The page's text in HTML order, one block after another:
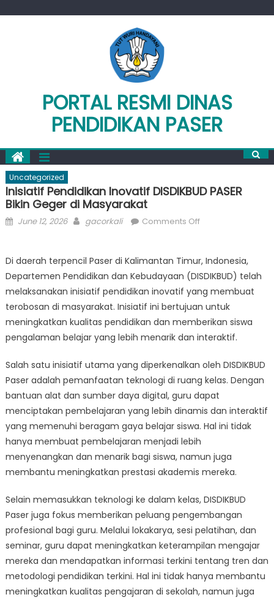
PORTAL RESMI DINAS
PENDIDIKAN PASER
Uncategorized
Inisiatif Pendidikan Inovatif DISDIKBUD PASER
Bikin Geger di Masyarakat
Posted
June 12, 2026 Author
gacorkali Comments Offon
Inovatif
DISDIKBUD
PASER
Bikin
Geger
di
Di daerah terpencil Paser di Kalimantan Timur, Indonesia,
Departemen Pendidikan dan Kebudayaan (DISDIKBUD) telah
melaksanakan inisiatif pendidikan inovatif yang membuat
terobosan di masyarakat. Inisiatif ini bertujuan untuk
meningkatkan kualitas pendidikan dan memberikan siswa
pengalaman belajar yang lebih menarik dan interaktif.
Salah satu inisiatif utama yang diperkenalkan oleh DISDIKBUD
Paser adalah pemanfaatan teknologi di ruang kelas. Dengan
bantuan alat dan sumber daya digital, guru dapat
menciptakan pembelajaran yang lebih dinamis dan interaktif
yang memenuhi beragam gaya belajar siswa. Hal ini tidak
hanya membuat pembelajaran menjadi lebih
menyenangkan dan menarik bagi siswa, namun juga
membantu meningkatkan prestasi akademis mereka.
Selain memasukkan teknologi ke dalam kelas, DISDIKBUD
Paser juga fokus memberikan peluang pengembangan
profesional bagi guru. Melalui lokakarya, sesi pelatihan, dan
seminar, guru dapat meningkatkan keterampilan mengajar
mereka dan mendapatkan informasi terkini tentang tren dan
metodologi pendidikan terkini. Hal ini tidak hanya membantu
meningkatkan kualitas pengajaran di sekolah, namun juga